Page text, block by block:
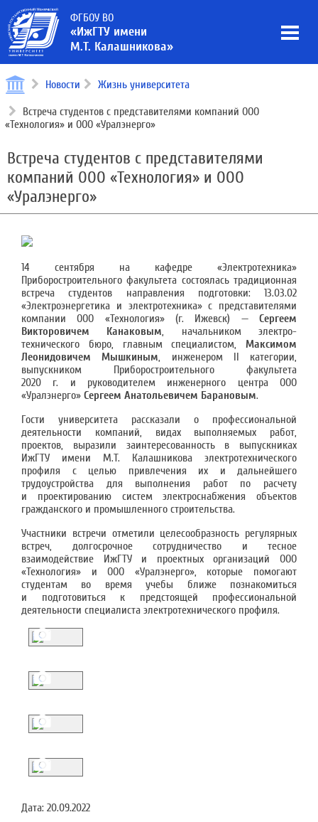
ФГБОУ ВО
«ИжГТУ имени
М.Т. Калашникова»
Новости Жизнь университета
Встреча студентов с представителями компаний ООО
«Технология» и ООО «Уралэнерго»
Встреча студентов с представителями
компаний ООО «Технология» и ООО
«Уралэнерго»
14 сентября на кафедре «Электротехника»
Приборостроительного факультета состоялась традиционная
встреча студентов направления подготовки: 13.03.02
«Электроэнергетика и электротехника» с представителями
компании ООО «Технология» (г. Ижевск) — Сергеем
Викторовичем Канаковым, начальником электро-
технического бюро, главным специалистом, Максимом
Леонидовичем Мышкиным, инженером II категории,
выпускником Приборостроительного факультета
2020 г. и руководителем инженерного центра ООО
«Уралэнерго» Сергеем Анатольевичем Барановым.
Гости университета рассказали о профессиональной
деятельности компаний, видах выполняемых работ,
проектов, выразили заинтересованность в выпускниках
ИжГТУ имени М.Т. Калашникова электротехнического
профиля с целью привлечения их и дальнейшего
трудоустройства для выполнения работ по расчету
и проектированию систем электроснабжения объектов
гражданского и промышленного строительства.
Участники встречи отметили целесообразность регулярных
встреч, долгосрочное сотрудничество и тесное
взаимодействие ИжГТУ и проектных организаций ООО
«Технология» и ООО «Уралэнерго», которые помогают
студентам во время учебы ближе познакомиться
и подготовиться к предстоящей профессиональной
деятельности специалиста электротехнического профиля.
Дата: 20.09.2022